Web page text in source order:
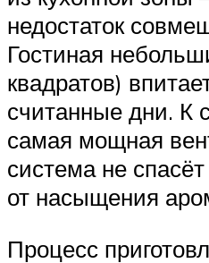
недостаток
Гостиная
квадратов)
считанные дни. К
самая мощная
система не
от насыщения
Процесс